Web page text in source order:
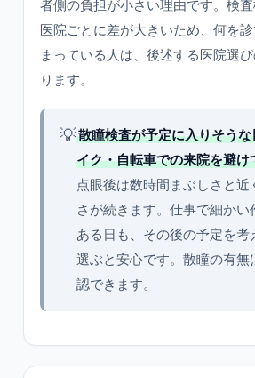
者側の負担が小さい理由です。検
医院ごとに差が大きいため、何を
まっている人は、後述する医院選
ります。
💡散瞳検査が予定に入りそう
イク・自転車での来院を避け
点眼後は数時間まぶしさと近
さが続きます。仕事で細かい
ある日も、その後の予定を考
選ぶと安心です。散瞳の有無
認できます。